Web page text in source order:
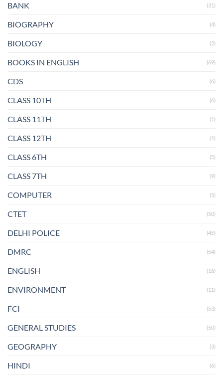
BANK (31)
BIOGRAPHY (4)
BIOLOGY (2)
BOOKS IN ENGLISH (69)
CDS (6)
CLASS 10TH (6)
CLASS 11TH (1)
CLASS 12TH (1)
CLASS 6TH (5)
CLASS 7TH (9)
COMPUTER (5)
CTET (50)
DELHI POLICE (45)
DMRC (54)
ENGLISH (16)
ENVIRONMENT (11)
FCI (53)
GENERAL STUDIES (50)
GEOGRAPHY (3)
HINDI (6)